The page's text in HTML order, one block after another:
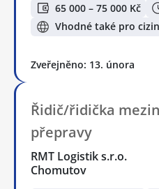
65 000 – 75 000 Kč
Vhodné také pro
Zveřejněno: 13. února
Řidič/řidička
přepravy
RMT Logistik s.r.o.
Chomutov